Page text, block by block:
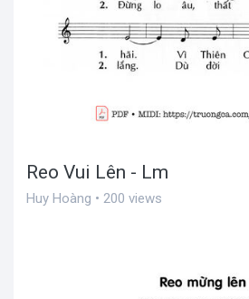
Reo Vui Lên - Lm
Huy Hoàng • 200 views